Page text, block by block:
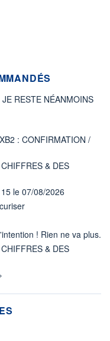
RESTE NÉANMOINS
: CONFIRMATION /
& DES
le 07/08/2026
! Rien ne va plus.
& DES